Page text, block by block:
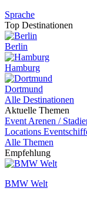
Sprache
Top Destinationen
Berlin
Hamburg
Dortmund
Alle Destinationen
Aktuelle Themen
Event Arenen /
Locations
Alle Themen
Empfehlung
BMW Welt